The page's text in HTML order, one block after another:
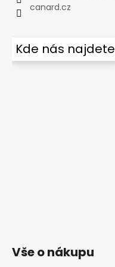
canard.cz
Kde nás najdete
Vše o nákupu